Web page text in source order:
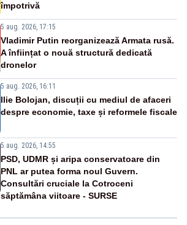
împotrivă
5 aug. 2026, 17:15
Vladimir Putin reorganizează Armata rusă.
A înființat o nouă structură dedicată
dronelor
5 aug. 2026, 16:11
Ilie Bolojan, discuții cu mediul de afaceri
despre economie, taxe și reformele fiscale
5 aug. 2026, 14:55
PSD, UDMR și aripa conservatoare din
PNL ar putea forma noul Guvern.
Consultări cruciale la Cotroceni
săptămâna viitoare - SURSE